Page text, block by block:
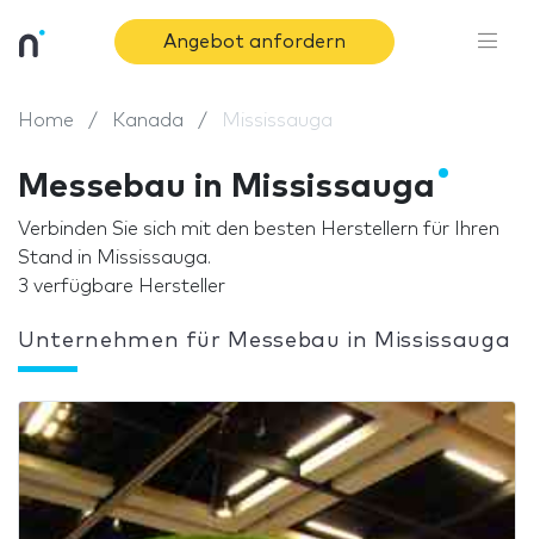
Angebot anfordern
Home Kanada Mississauga
Messebau in Mississauga
Verbinden Sie sich mit den besten Herstellern für Ihren
Stand in Mississauga.
3 verfügbare Hersteller
Unternehmen für Messebau in Mississauga